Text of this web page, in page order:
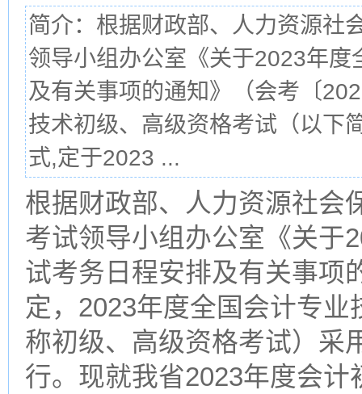
简介：根据财政部、人力资源社
领导小组办公室《关于2023年
及有关事项的通知》（会考〔
技术初级、高级资格考试（以下
式,定于2023 ...
根据财政部、人力资源社会
考试领导小组办公室《关于
试考务日程安排及有关事项
定，2023年度全国会计专
称初级、高级资格考试）采
行。现就我省2023年度会